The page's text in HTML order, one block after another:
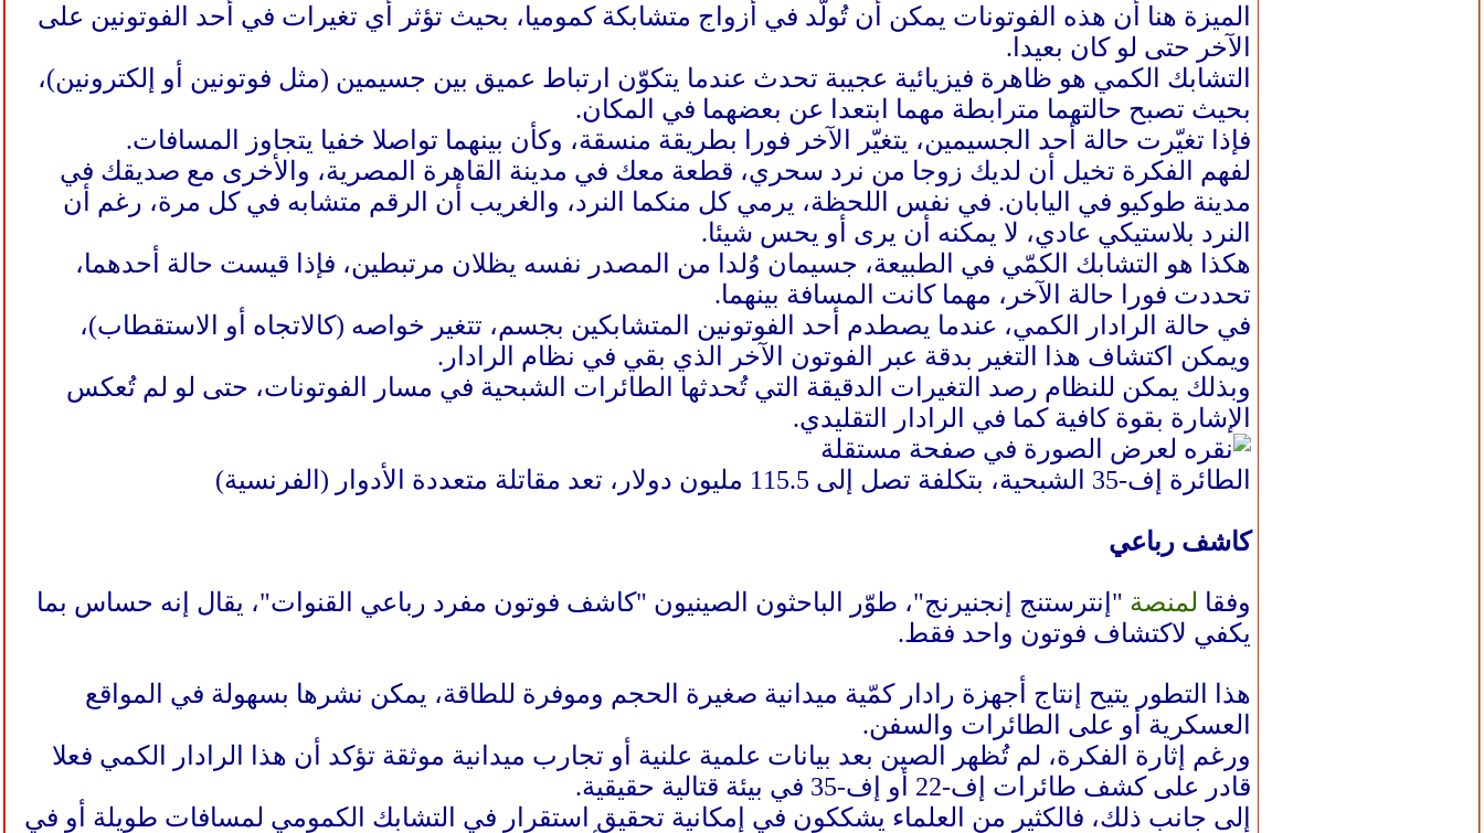
الميزة هنا أن هذه الفوتونات يمكن أن تُولّد في أزواج متشابكة كموميا، بحيث تؤثر أي تغيرات في أحد الفوتونين على
الآخر حتى لو كان بعيدا.
التشابك الكمي هو ظاهرة فيزيائية عجيبة تحدث عندما يتكوّن ارتباط عميق بين جسيمين (مثل فوتونين أو إلكترونين)،
بحيث تصبح حالتهما مترابطة مهما ابتعدا عن بعضهما في المكان.
فإذا تغيّرت حالة أحد الجسيمين، يتغيّر الآخر فورا بطريقة منسقة، وكأن بينهما تواصلا خفيا يتجاوز المسافات.
لفهم الفكرة تخيل أن لديك زوجا من نرد سحري، قطعة معك في مدينة القاهرة المصرية، والأخرى مع صديقك في
مدينة طوكيو في اليابان. في نفس اللحظة، يرمي كل منكما النرد، والغريب أن الرقم متشابه في كل مرة، رغم أن
النرد بلاستيكي عادي، لا يمكنه أن يرى أو يحس شيئا.
هكذا هو التشابك الكمّي في الطبيعة، جسيمان وُلدا من المصدر نفسه يظلان مرتبطين، فإذا قيست حالة أحدهما،
تحددت فورا حالة الآخر، مهما كانت المسافة بينهما.
في حالة الرادار الكمي، عندما يصطدم أحد الفوتونين المتشابكين بجسم، تتغير خواصه (كالاتجاه أو الاستقطاب)،
ويمكن اكتشاف هذا التغير بدقة عبر الفوتون الآخر الذي بقي في نظام الرادار.
وبذلك يمكن للنظام رصد التغيرات الدقيقة التي تُحدثها الطائرات الشبحية في مسار الفوتونات، حتى لو لم تُعكس
الإشارة بقوة كافية كما في الرادار التقليدي.
الطائرة إف-35 الشبحية، بتكلفة تصل إلى 115.5 مليون دولار، تعد مقاتلة متعددة الأدوار (الفرنسية)
كاشف رباعي
وفقا لمنصة "إنترستنج إنجنيرنج"، طوّر الباحثون الصينيون "كاشف فوتون مفرد رباعي القنوات"، يقال إنه حساس بما
يكفي لاكتشاف فوتون واحد فقط.
هذا التطور يتيح إنتاج أجهزة رادار كمّية ميدانية صغيرة الحجم وموفرة للطاقة، يمكن نشرها بسهولة في المواقع
العسكرية أو على الطائرات والسفن.
ورغم إثارة الفكرة، لم تُظهر الصين بعد بيانات علمية علنية أو تجارب ميدانية موثقة تؤكد أن هذا الرادار الكمي فعلا
قادر على كشف طائرات إف-22 أو إف-35 في بيئة قتالية حقيقية.
إلى جانب ذلك، فالكثير من العلماء يشككون في إمكانية تحقيق استقرار في التشابك الكمومي لمسافات طويلة أو في